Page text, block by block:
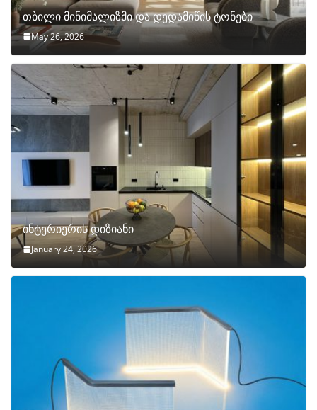
თბილი მინიმალიზმი და დედამიწის ტონები
May 26, 2026
ინტერიერის დიზიანი
January 24, 2026